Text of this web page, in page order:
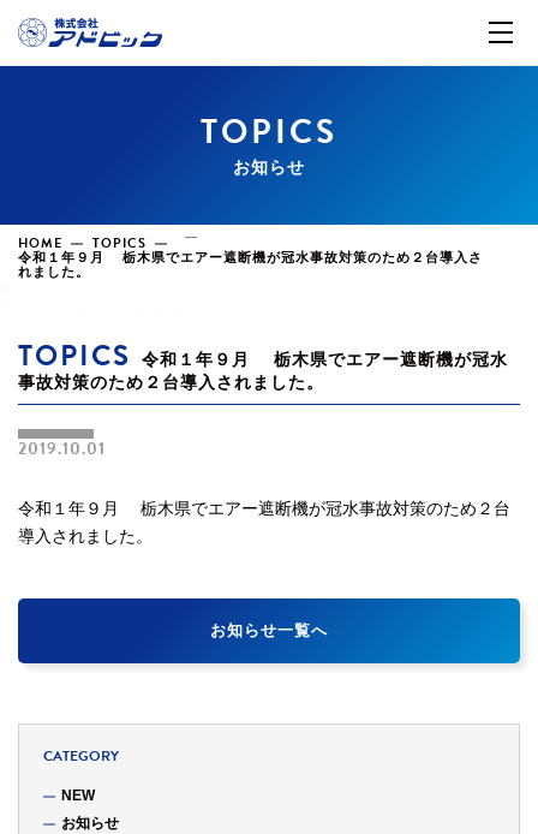
TOPICS
お知らせ
HOME TOPICS
令和１年９月 栃木県でエアー遮断機が冠水事故対策のため２台導入さ
れました。
TOPICS
令和１年９月 栃木県でエアー遮断機が冠水
事故対策のため２台導入されました。
2019.10.01
令和１年９月 栃木県でエアー遮断機が冠水事故対策のため２台
導入されました。
お知らせ一覧へ
CATEGORY
NEW
お知らせ